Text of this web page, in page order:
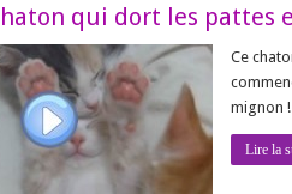
qui dort les pattes
Ce
mignon !
Lire la